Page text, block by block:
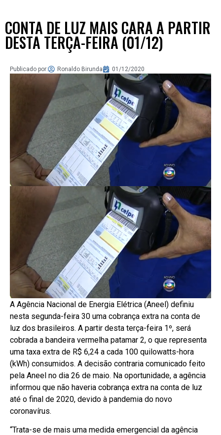
CONTA DE LUZ MAIS CARA A PARTIR
DESTA TERÇA-FEIRA (01/12)
Publicado por: Ronaldo Birunda 01/12/2020
A Agência Nacional de Energia Elétrica (Aneel) definiu
nesta segunda-feira 30 uma cobrança extra na conta de
luz dos brasileiros. A partir desta terça-feira 1º, será
cobrada a bandeira vermelha patamar 2, o que representa
uma taxa extra de R$ 6,24 a cada 100 quilowatts-hora
(kWh) consumidos. A decisão contraria comunicado feito
pela Aneel no dia 26 de maio. Na oportunidade, a agência
informou que não haveria cobrança extra na conta de luz
até o final de 2020, devido à pandemia do novo
coronavírus.
“Trata-se de mais uma medida emergencial da agência